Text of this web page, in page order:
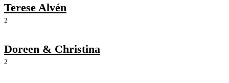
Terese Alvén
2
Doreen & Christina
2